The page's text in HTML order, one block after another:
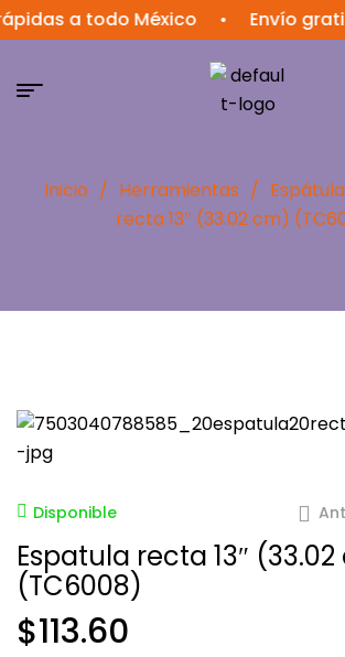
a todo México Envío
Inicio / Herramientas / Espátula
recta 13″ (33.02 cm)
Disponible
Espatula recta 13″
(TC6008)
$113.60